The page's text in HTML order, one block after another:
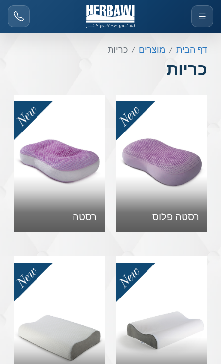
דף הבית מוצרים כריות
כריות
רסטה פלוס רסטה